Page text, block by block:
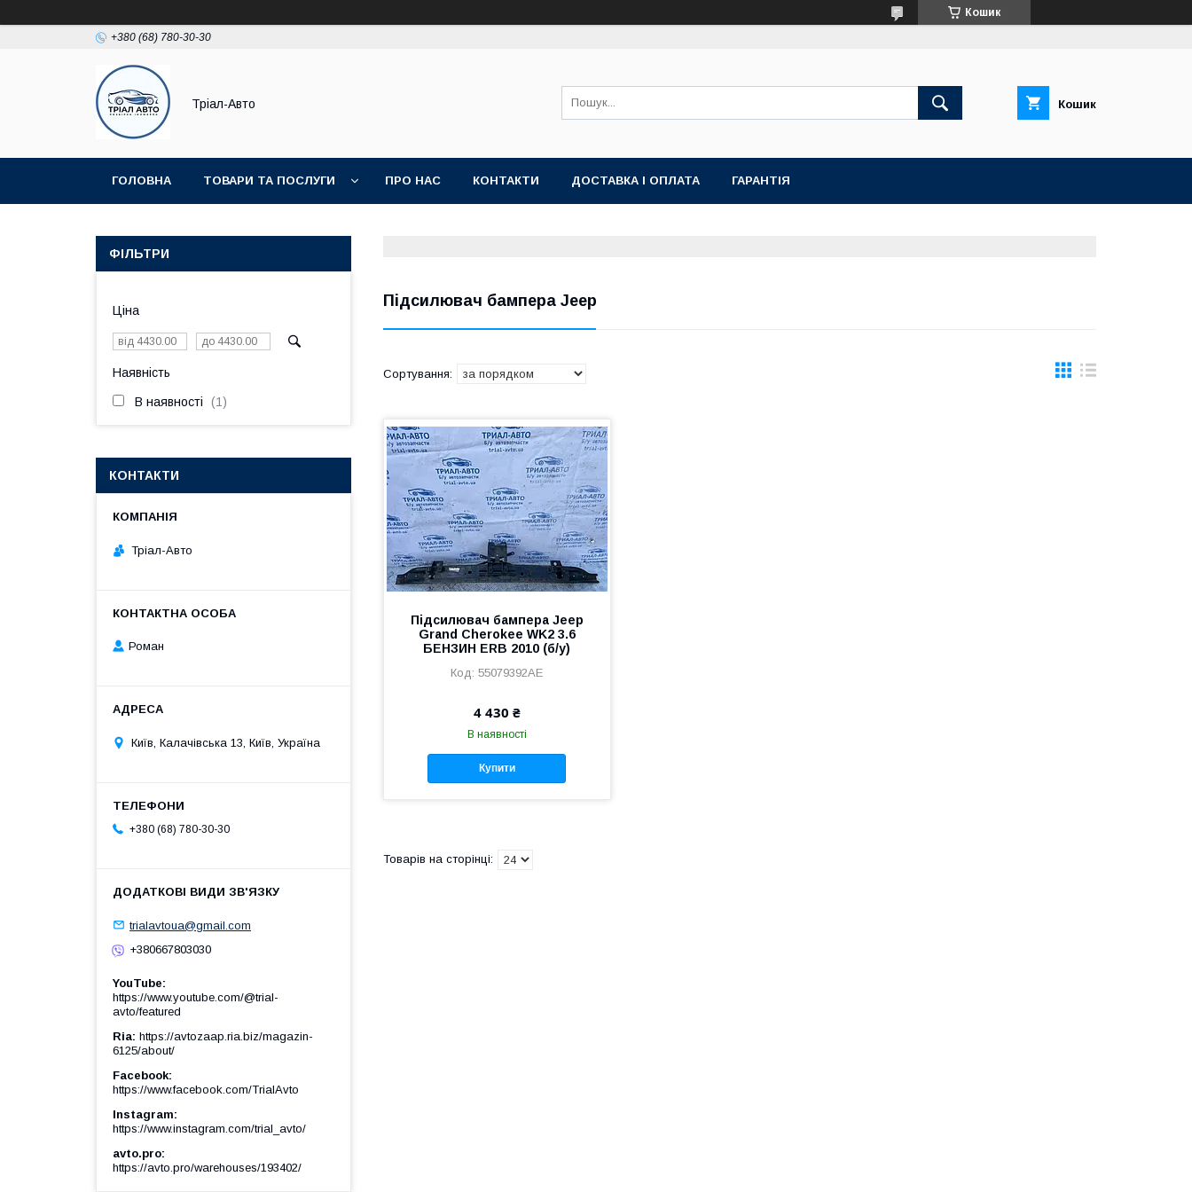
Кошик
+380 (68) 780-30-30
Тріал-Авто Кошик
ГОЛОВНА ТОВАРИ ТА ПОСЛУГИ ПРО НАС КОНТАКТИ ДОСТАВКА І ОПЛАТА ГАРАНТІЯ
Підсилювач бампера Jeep
Підсилювач бампера Jeep
Grand Cherokee WK2 3.6
БЕНЗИН ERB 2010 (б/у)
55079392AE
4 430 ₴
В наявності
Купити
ФІЛЬТРИ
Ціна
Наявність
В наявності 1
КОНТАКТИ
Тріал-Авто
Роман
Київ, Калачівська 13, Київ, Україна
+380 (68) 780-30-30
trialavtoua@gmail.com
+380667803030
YouTube
https://www.youtube.com/@trial-
avto/featured
Ria https://avtozaap.ria.biz/magazin-
6125/about/
Facebook
https://www.facebook.com/TrialAvto
Instagram
https://www.instagram.com/trial_avto/
avto.pro
https://avto.pro/warehouses/193402/